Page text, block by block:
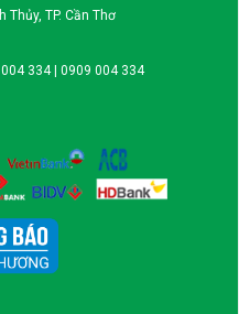
Thủy, TP. Cần Thơ
334 | 0909 004 334